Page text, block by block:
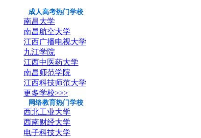
成人高考热门学校
南昌大学
南昌航空大学
江西广播电视大学
九江学院
江西中医药大学
南昌师范学院
江西科技师范大学
更多学校>>>
网络教育热门学校
西北工业大学
西南财经大学
电子科技大学